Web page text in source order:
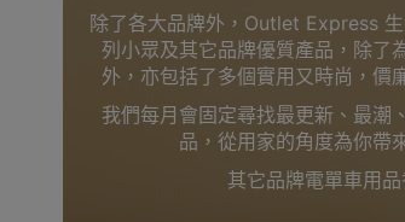
除了各大品牌外，Outlet Express
列小眾及其它品牌優質產品，除了
外，亦包括了多個實用又時尚，價
我們每月會固定尋找最更新、最潮
品，從用家的角度為你帶
其它品牌電單車用